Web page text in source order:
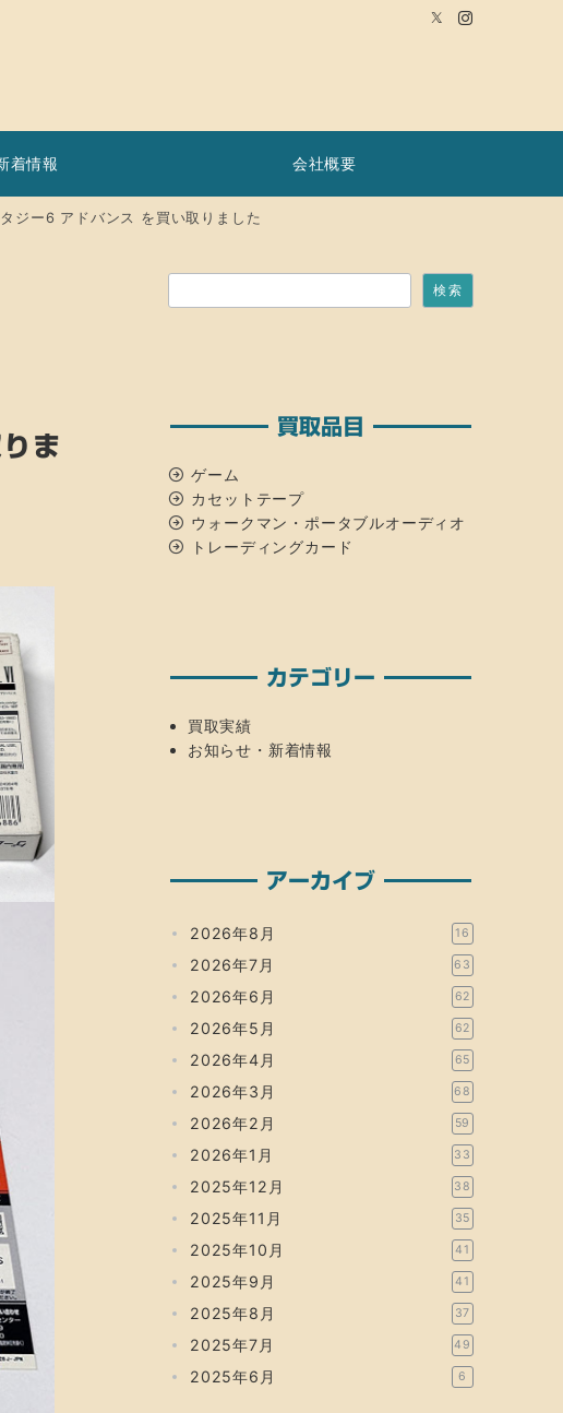
着情報 会社概要
ジー6 アドバンス を買い取りました
ま
検索
買取品目
ゲーム
カセットテープ
ウォークマン・ポータブルオーディオ
トレーディングカード
カテゴリー
買取実績
お知らせ・新着情報
アーカイブ
2026年8月 16
2026年7月 63
2026年6月 62
2026年5月 62
2026年4月 65
2026年3月 68
2026年2月 59
2026年1月 33
2025年12月 38
2025年11月 35
2025年10月 41
2025年9月 41
2025年8月 37
2025年7月 49
2025年6月 6